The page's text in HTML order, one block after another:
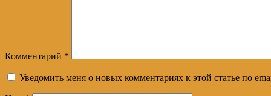
Комментарий *
Уведомить меня о новых комментариях к этой статье по